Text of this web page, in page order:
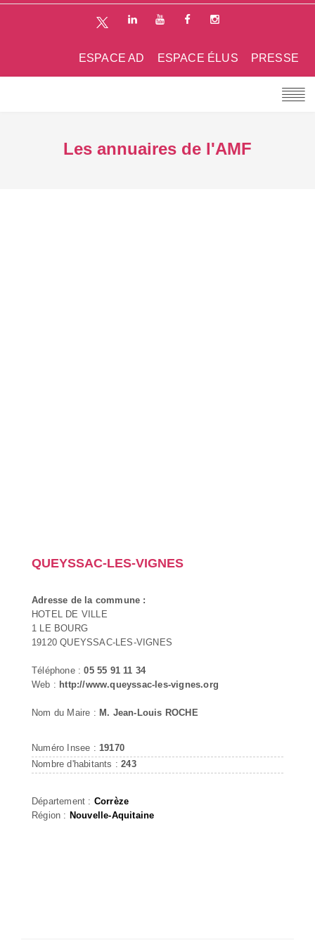
PRESSE
ESPACE ÉLUS
ESPACE AD
Les annuaires de l'AMF
QUEYSSAC-LES-VIGNES
Adresse de la commune :
HOTEL DE VILLE
1 LE BOURG
19120 QUEYSSAC-LES-VIGNES
Téléphone :05 55 91 11 34
Web : http://www.queyssac-les-vignes.org
Nom du Maire : M. Jean-Louis ROCHE
Numéro Insee : 19170
Nombre d'habitants :243
Département : Corrèze
Région : Nouvelle-Aquitaine